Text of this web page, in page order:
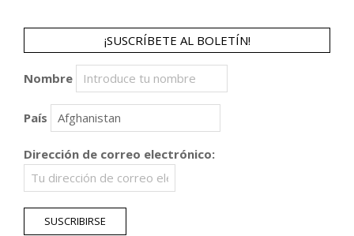
¡SUSCRÍBETE AL BOLETÍN!
Nombre
País
Dirección de correo electrónico: